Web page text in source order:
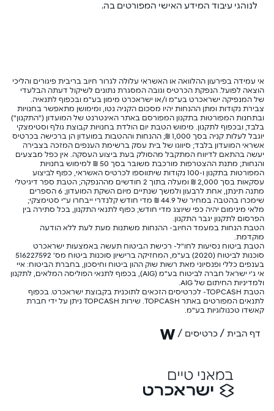
דף הבית/ כרטיסים /
w
לנוהגי עיבוד המידע האישי המפורטים בה.
אי עמידה בפירעון ההלוואה או האשראי עלולה לגרור חיוב בריבית פיגורים והליכי
הוצאה לפועל. הנפקת הכרטיס וגובה המסגרת נתונים לשיקול דעתה הבלעדי
של המנפיקה ישראכרט בע"מ ו/או ישראכרט מימון בע"מ ובכפוף לתנאיה.
צבירת נקודות ומתן ההנחות יהיו מסכום הקניה נטו, ומימושן מתאפשר בחנויות
ובתחנות המפורטות בתקנון המפורסם באתר האינטרנט של המועדון ("התקנון")
בלבד, ובכפוף לתקנון. מימוש הטבת יום הולדת בחנויות קבוצת גולף וסטימצקי
יוגבל לעלות קניה בסך 1,000 ₪; ההנחות וההטבות במועדון הן ברכישה בכרטיס
אשראי המועדון בלבד; סיווגו של בית עסק ברשימת הענפים המזכה בצבירה
יעשה בהתאם לדיווח המתקבל מהסולק בעת ביצוע העסקה. אין כפל מבצעים
והנחות; מתנת ההצטרפות מורכבת משובר בסך 50 ₪ למימוש בחנויות
המפורטות בתקנון ו-100 נקודות שיתווספו לכרטיס האשראי, כפוף לביצוע
עסקאות בסך 2,000 ₪ ומעלה בתוך 2 חודשים מההנפקה; הטבת ספר דיגיטלי
מתנה תינתן, אחת לרבעון ולמשך שנתיים מיום השקת המועדון; 6 הספרים
שימכרו בהטבה במחיר של 44.9 ₪ מדי חודש קלנדרי ייבחרו ע"י סטימצקי;
מלאי מינימום יהיה כפי שיוצג מדי חודש; כפוף לתנאי התקנון, בכל סתירה בין
הפרסום לתקנון יגבר התקנון.
הטבת הנחות במעמד החיוב- ההנחות משתנות מעת לעת ללא הודעה
מוקדמת.
הטבת ביטוח נסיעות לחו"ל- רכישת הביטוח תעשה באמצעות ישראכרט
סוכנות לביטוח (2020) בע"מ, המחזיקה ברישיון סוכנות ביטוח מס' 516227592
בענפים כללי ופנסיוני מאת רשות שוק ההון ביטוח וחיסכון, בחברת הביטוח: איי
אי ג'י ישראל חברה לביטוח בע"מ (AIG), בכפוף לתנאי הפוליסה המלאים, לתקנון
ולמדיניות החיתום של AIG.
הטבת TOPCASH- לכרטיסים הזכאים לתוכנית בקבוצת ישראכרט. בכפוף
לתנאים המפורטים באתר TOPCASH. שירות TOPCASH ניתן על ידי חברת
קאשדו טכנולוגיות בע"מ.